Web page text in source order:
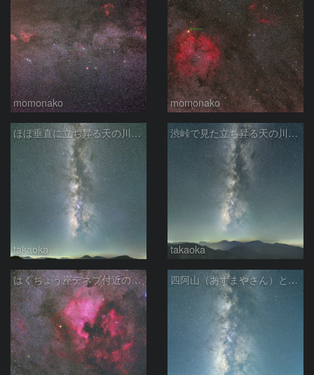
momonako momonako
ほぼ垂直に立ち昇る天の川銀河
takaoka
渋峠で見た立ち昇る天の川銀河
takaoka
はくちょう座デネブ付近の空域 260720 四阿山（あずまやさん）と立ち昇る夏の銀河